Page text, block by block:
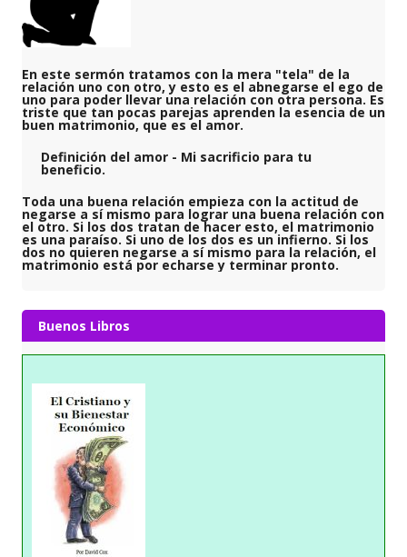
En este sermón tratamos con la mera "tela" de la
relación uno con otro, y esto es el abnegarse el ego de
uno para poder llevar una relación con otra persona. Es
triste que tan pocas parejas aprenden la esencia de un
buen matrimonio, que es el amor.
Definición del amor - Mi sacrificio para tu
beneficio.
Toda una buena relación empieza con la actitud de
negarse a sí mismo para lograr una buena relación con
el otro. Si los dos tratan de hacer esto, el matrimonio
es una paraíso. Si uno de los dos es un infierno. Si los
dos no quieren negarse a sí mismo para la relación, el
matrimonio está por echarse y terminar pronto.
Buenos Libros